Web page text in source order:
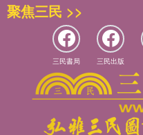
聚焦三民 >>
三民書局 三民出版